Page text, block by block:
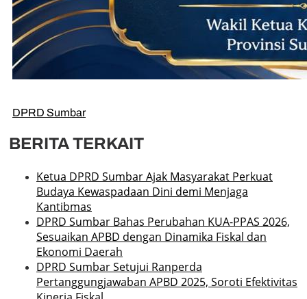
DPRD Sumbar
BERITA TERKAIT
Ketua DPRD Sumbar Ajak Masyarakat Perkuat
Budaya Kewaspadaan Dini demi Menjaga
Kantibmas
DPRD Sumbar Bahas Perubahan KUA-PPAS 2026,
Sesuaikan APBD dengan Dinamika Fiskal dan
Ekonomi Daerah
DPRD Sumbar Setujui Ranperda
Pertanggungjawaban APBD 2025, Soroti Efektivitas